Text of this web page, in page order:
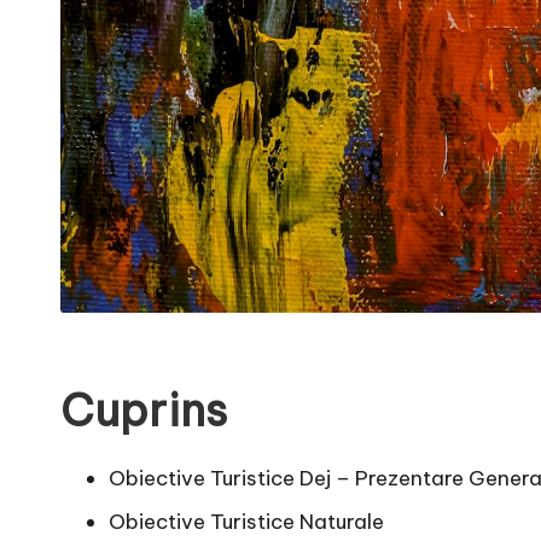
Cuprins
Obiective Turistice Dej – Prezentare
Obiective Turistice Naturale